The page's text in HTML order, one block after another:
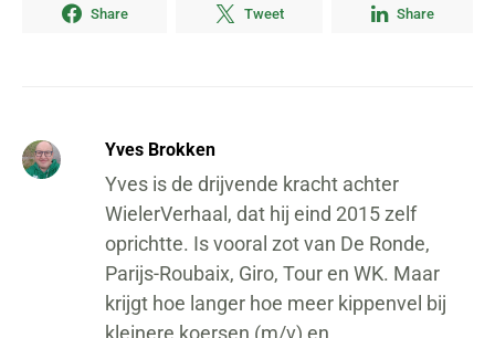
Share Tweet Share
Yves Brokken
Yves is de drijvende kracht achter
WielerVerhaal, dat hij eind 2015 zelf
oprichtte. Is vooral zot van De Ronde,
Parijs-Roubaix, Giro, Tour en WK. Maar
krijgt hoe langer hoe meer kippenvel bij
kleinere koersen (m/v) en